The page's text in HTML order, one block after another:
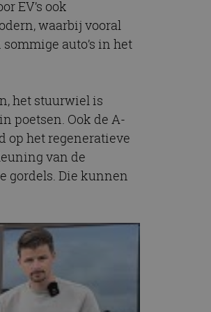
EV’s ook
waarbij vooral
auto’s in het
het stuurwiel is
poetsen. Ook de A-
op het regeneratieve
van de
gordels. Die kunnen